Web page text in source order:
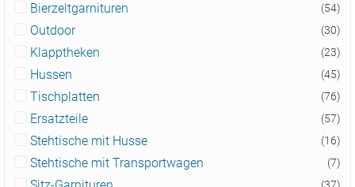
Bierzeltgarnituren (54)
Outdoor (30)
Klapptheken (23)
Hussen (45)
Tischplatten (76)
Ersatzteile (57)
Stehtische mit Husse (16)
Stehtische mit Transportwagen (7)
(37)